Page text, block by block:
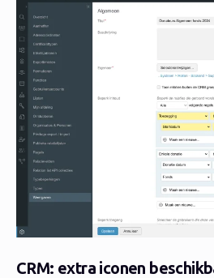
CRM: extra iconen